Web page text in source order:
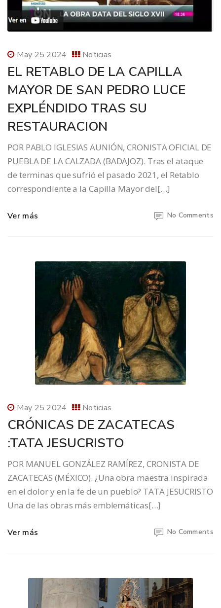
May 25 2024 Noticias
EL RETABLO DE LA CAPILLA
MAYOR DE SAN PEDRO LUCE
EXPLÉNDIDO TRAS SU
RESTAURACION
POR PABLO IGLESIAS AUNIÓN, CRONISTA OFICIAL DE
PUEBLA DE LA CALZADA (BADAJOZ). Tras el ataque
de terminas que sufrió el pasado 2021, el Retablo
correspondiente a la Capilla Mayor del[…]
Ver más No Comments
May 25 2024 Noticias
CRÓNICAS DE ZACATECAS
:TATA JESUCRISTO
POR MANUEL GONZÁLEZ RAMÍREZ, CRONISTA DE
ZACATECAS (MÉXICO). ¿Una obra maestra inspirada
en el dolor y en la fe de un pueblo? TATA JESUCRISTO
Una de las obras más emblemáticas[…]
Ver más No Comments